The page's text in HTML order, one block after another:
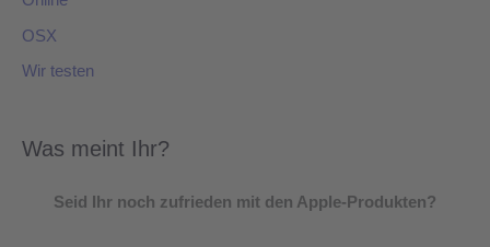
OSX
Wir testen
Was meint Ihr?
Seid Ihr noch zufrieden mit den Apple-Produkten?